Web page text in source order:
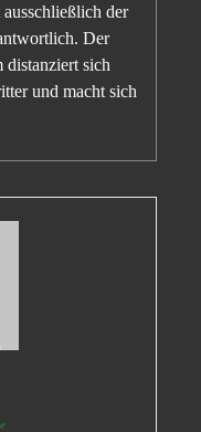
der
Der
distanziert sich
und macht sich